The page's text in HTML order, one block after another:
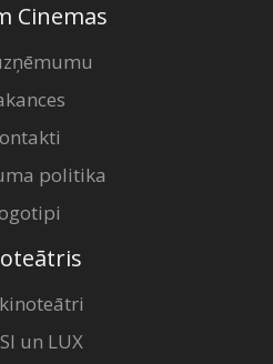
Cinemas
politika
un LUX